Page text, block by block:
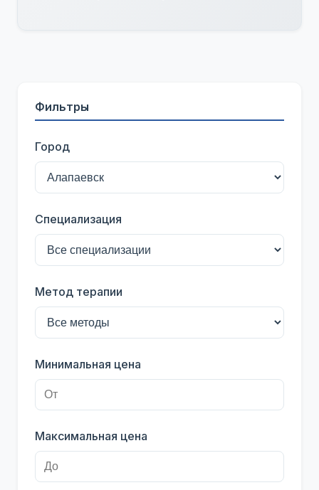
Фильтры
Город
Специализация
Метод терапии
Минимальная цена
Максимальная цена